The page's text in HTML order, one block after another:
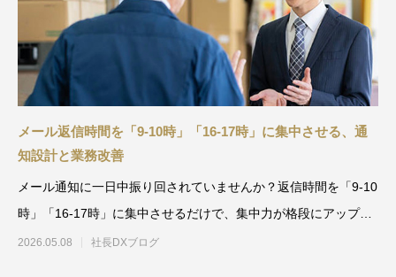
WEBコンテンツ
WEBマーケティング戦略立案
Claude
補助金の取得
メール返信時間を「9-10時」「16-17時」に集中させる、通
知設計と業務改善
メール通知に一日中振り回されていませんか？返信時間を「9-10
時」「16-17時」に集中させるだけで、集中力が格段にアップ。
Gmail通知の
2026.05.08 社長DXブログ